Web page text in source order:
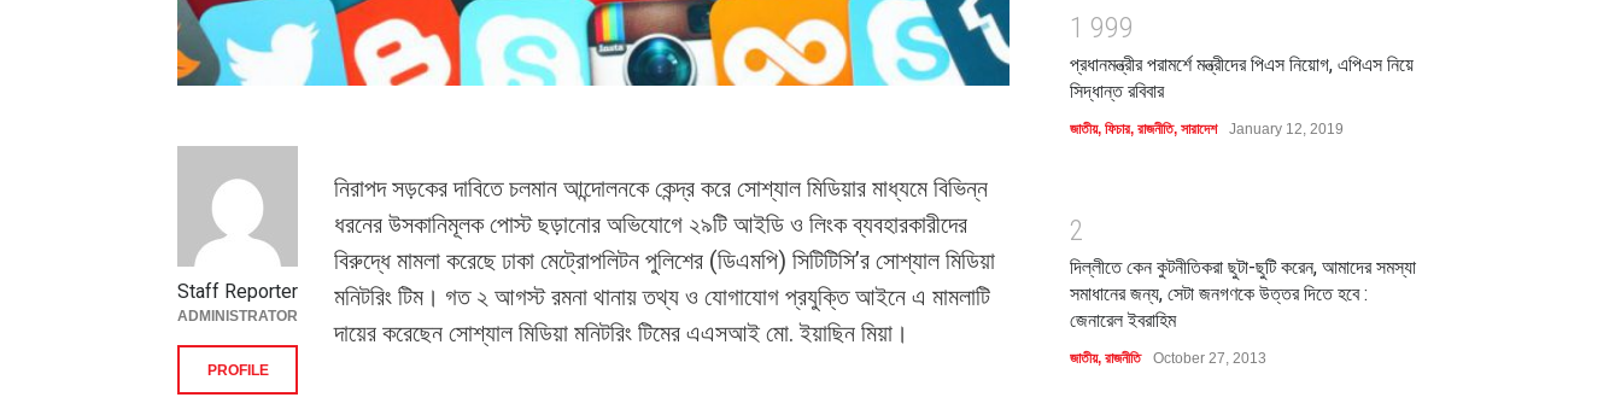
নিরাপদ সড়কের দাবিতে চলমান আন্দোলনকে কেন্দ্র করে সোশ্যাল মিডিয়ার মাধ্যমে বিভিন্ন
ধরনের উসকানিমূলক পোস্ট ছড়ানোর অভিযোগে ২৯টি আইডি ও লিংক ব্যবহারকারীদের
বিরুদ্ধে মামলা করেছে ঢাকা মেট্রোপলিটন পুলিশের (ডিএমপি) সিটিটিসি’র সোশ্যাল মিডিয়া
মনিটরিং টিম। গত ২ আগস্ট রমনা থানায় তথ্য ও যোগাযোগ প্রযুক্তি আইনে এ মামলাটি
দায়ের করেছেন সোশ্যাল মিডিয়া মনিটরিং টিমের এএসআই মো. ইয়াছিন মিয়া।
Staff Reporter
ADMINISTRATOR
PROFILE
1 999
প্রধানমন্ত্রীর পরামর্শে মন্ত্রীদের পিএস নিয়োগ, এপিএস নিয়ে
সিদ্ধান্ত রবিবার
জাতীয়, ফিচার, রাজনীতি, সারাদেশ January 12, 2019
2
দিল্লীতে কেন কুটনীতিকরা ছুটা-ছুটি করেন, আমাদের সমস্যা
সমাধানের জন্য, সেটা জনগণকে উত্তর দিতে হবে :
জেনারেল ইবরাহিম
জাতীয়, রাজনীতি October 27, 2013